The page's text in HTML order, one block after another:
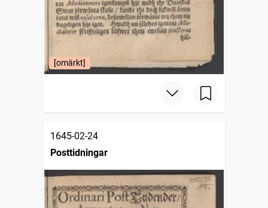
[omärkt]
1645-02-24
Posttidningar